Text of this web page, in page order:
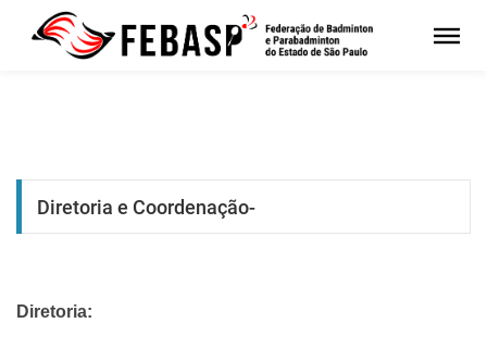
Diretoria e Coordenação-
Diretoria: